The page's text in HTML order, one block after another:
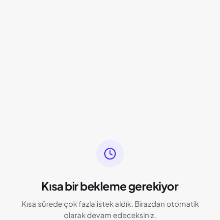
Kısa bir bekleme gerekiyor
Kısa sürede çok fazla istek aldık. Birazdan otomatik
olarak devam edeceksiniz.